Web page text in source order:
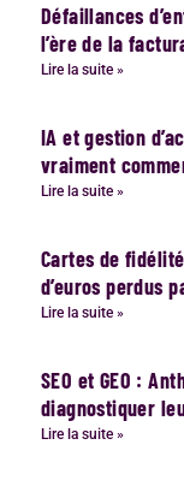
Défaillances
l’ère de la
Lire la suite »
IA et gestion
vraiment
Lire la suite »
Cartes de
d’euros perdus
Lire la suite »
SEO et GEO :
diagnostiquer
Lire la suite »